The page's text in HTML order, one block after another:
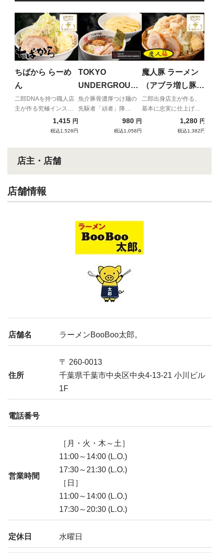
ちばから らーめ
ん
二郎DNAを持つ職人店
主が作る究極インスパ
1,415 円
税込1,528円
TOKYO
UNDERGROUN
D RAMEN 頑者
つけめん（濃厚）
魚介豚骨濃厚つけ麺の
先駆者「頑者」降
980 円
税込1,058円
魔人豚 ラーメン
（アブラ増し豚２
枚）
二郎出身店主が作る、
基本に忠実に仕上げら
れたインスパイア1,280 円
税込1,382円
店主・店舗
店舗情報
店舗名 ラーメンBooBoo太郎。
住所
〒 260-0013
千葉県千葉市中央区中央4-13-21 小川ビル
1F
電話番号
営業時間
［月・火・木～土］
11:00～14:00 (L.O.)
17:30～21:30 (L.O.)
［日］
11:00～14:00 (L.O.)
17:30～20:30 (L.O.)
定休日 水曜日